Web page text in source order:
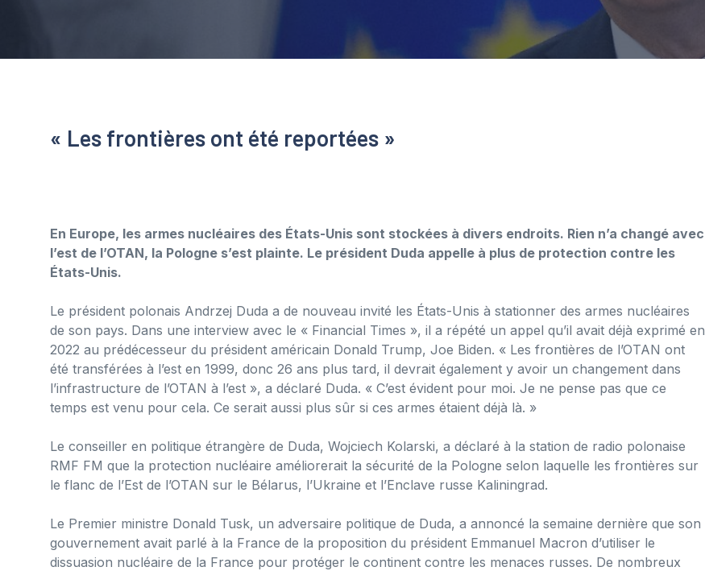
« Les frontières ont été reportées »
En Europe, les armes nucléaires des États-Unis sont stockées à divers endroits. Rien n’a changé avec
l’est de l’OTAN, la Pologne s’est plainte. Le président Duda appelle à plus de protection contre les
États-Unis.
Le président polonais Andrzej Duda a de nouveau invité les États-Unis à stationner des armes nucléaires
de son pays. Dans une interview avec le « Financial Times », il a répété un appel qu’il avait déjà exprimé en
2022 au prédécesseur du président américain Donald Trump, Joe Biden. « Les frontières de l’OTAN ont
été transférées à l’est en 1999, donc 26 ans plus tard, il devrait également y avoir un changement dans
l’infrastructure de l’OTAN à l’est », a déclaré Duda. « C’est évident pour moi. Je ne pense pas que ce
temps est venu pour cela. Ce serait aussi plus sûr si ces armes étaient déjà là. »
Le conseiller en politique étrangère de Duda, Wojciech Kolarski, a déclaré à la station de radio polonaise
RMF FM que la protection nucléaire améliorerait la sécurité de la Pologne selon laquelle les frontières sur
le flanc de l’Est de l’OTAN sur le Bélarus, l’Ukraine et l’Enclave russe Kaliningrad.
Le Premier ministre Donald Tusk, un adversaire politique de Duda, a annoncé la semaine dernière que son
gouvernement avait parlé à la France de la proposition du président Emmanuel Macron d’utiliser le
dissuasion nucléaire de la France pour protéger le continent contre les menaces russes. De nombreux